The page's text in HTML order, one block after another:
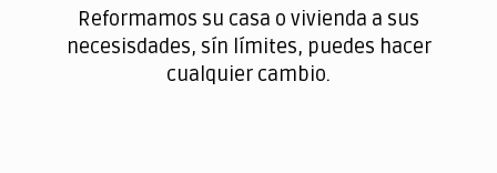
Reformamos su casa o vivienda a sus
necesisdades, sín límites, puedes hacer
cualquier cambio.